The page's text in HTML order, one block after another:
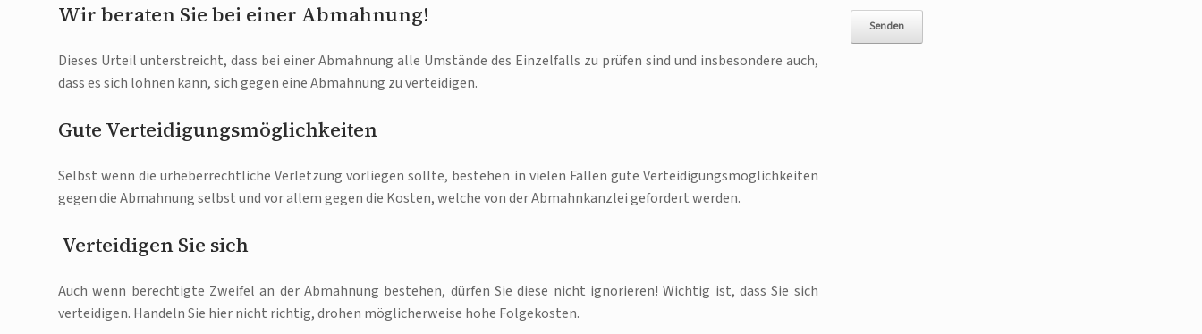
Wir beraten Sie bei einer Abmahnung!
Dieses Urteil unterstreicht, dass bei einer Abmahnung alle Umstände des Einzelfalls zu prüfen sind und insbesondere auch,
dass es sich lohnen kann, sich gegen eine Abmahnung zu verteidigen.
Gute Verteidigungsmöglichkeiten
Selbst wenn die urheberrechtliche Verletzung vorliegen sollte, bestehen in vielen Fällen gute Verteidigungsmöglichkeiten
gegen die Abmahnung selbst und vor allem gegen die Kosten, welche von der Abmahnkanzlei gefordert werden.
Verteidigen Sie sich
Auch wenn berechtigte Zweifel an der Abmahnung bestehen, dürfen Sie diese nicht ignorieren! Wichtig ist, dass Sie sich
verteidigen. Handeln Sie hier nicht richtig, drohen möglicherweise hohe Folgekosten.